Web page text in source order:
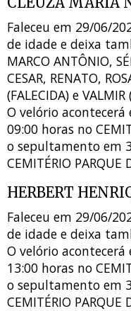
Faleceu em 29/06/
de idade e deixa
MARCO ANTÔNIO,
CESAR, RENATO,
(FALECIDA) e VALMIR
O velório
09:00 horas no
o sepultamento em
CEMITÉRIO PARQUE
HERBERT
Faleceu em 29/06/
de idade e deixa
O velório
13:00 horas no
o sepultamento em
CEMITÉRIO PARQUE